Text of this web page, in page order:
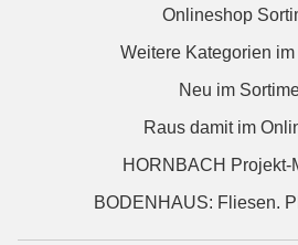
Onlineshop
Weitere Kategorien
Neu im
Raus damit im
HORNBACH Projekt-
BODENHAUS: Fliesen.